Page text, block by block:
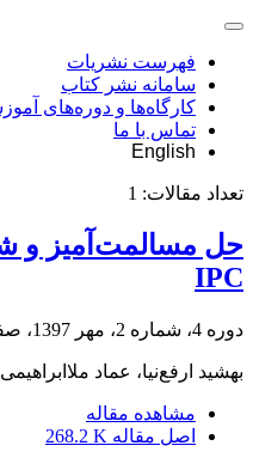
فهرست نشریات
سامانه نشر کتاب
کارگاه‌ها و دوره‌های
تماس با ما
English
تعداد مقالات: 1
حل مسالمت‌آمیز و
IPC
دوره 4، شماره 2، مهر 1397، صفحه
بهشید ارفع‌نیا، عماد ملاابراهیمی
مشاهده مقاله
اصل مقاله 268.2 K